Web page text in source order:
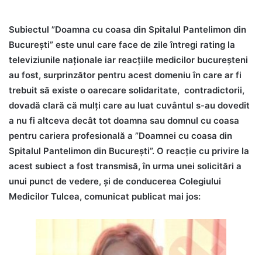
Subiectul ”Doamna cu coasa din Spitalul Pantelimon din
București” este unul care face de zile întregi rating la
televiziunile naționale iar reacțiile medicilor bucureșteni
au fost, surprinzător pentru acest domeniu în care ar fi
trebuit să existe o oarecare solidaritate, contradictorii,
dovadă clară că mulți care au luat cuvântul s-au dovedit
a nu fi altceva decât tot doamna sau domnul cu coasa
pentru cariera profesională a ”Doamnei cu coasa din
Spitalul Pantelimon din București”. O reacție cu privire la
acest subiect a fost transmisă, în urma unei solicitări a
unui punct de vedere, și de conducerea Colegiului
Medicilor Tulcea, comunicat publicat mai jos: